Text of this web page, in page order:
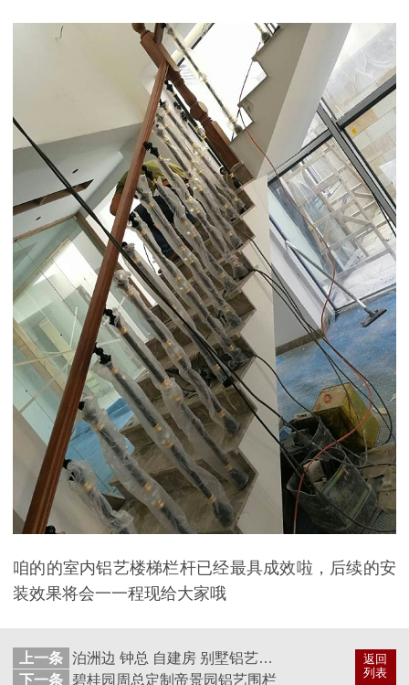
咱的的室内铝艺楼梯栏杆已经最具成效啦，后续的安
装效果将会一一程现给大家哦
返回
列表
上一条
泊洲边 钟总 自建房 别墅铝艺大门、围栏、护栏、定制成功案例
下一条
碧桂园周总定制帝景园铝艺围栏